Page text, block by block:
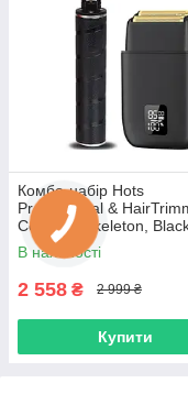
Комбо-набір Hots
Professional &
Cordless Skeleton,
(HP2012-BK+HT
В наявності
2 558 ₴ 2 999 ₴
Купити